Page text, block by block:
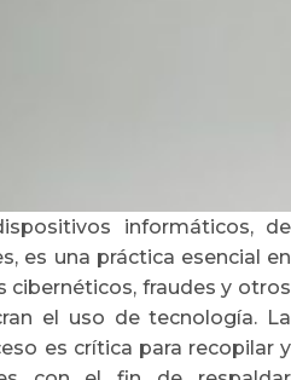
informáticos, de
es una práctica esencial en
cibernéticos, fraudes y otros
el uso de tecnología. La
es crítica para recopilar y